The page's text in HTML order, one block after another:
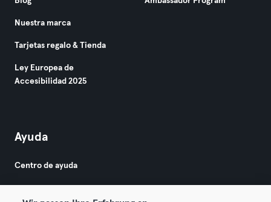
Nuestra marca
Tarjetas regalo & Tienda
Ley Europea de
Accesibilidad 2025
Ayuda
Centro de ayuda